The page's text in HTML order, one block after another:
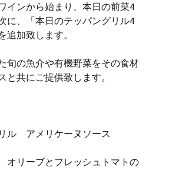
インから始まり、本日の前菜4
に、「本日のテッパングリル4
追加致します。
旬の魚介や有機野菜をその食材
と共にご提供致します。
ル アメリケーヌソース
リーブとフレッシュトマトの